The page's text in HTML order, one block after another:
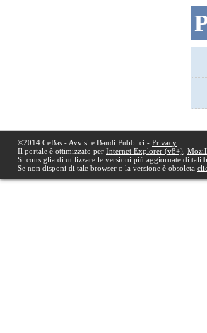
©2014 CeBas - Avvisi e Bandi Pubblici - Privacy
Il portale è ottimizzato per Internet Explorer (v8+)
Si consiglia di utilizzare le versioni più aggiornate di tali
Se non disponi di tale browser o la versione è obsoleta